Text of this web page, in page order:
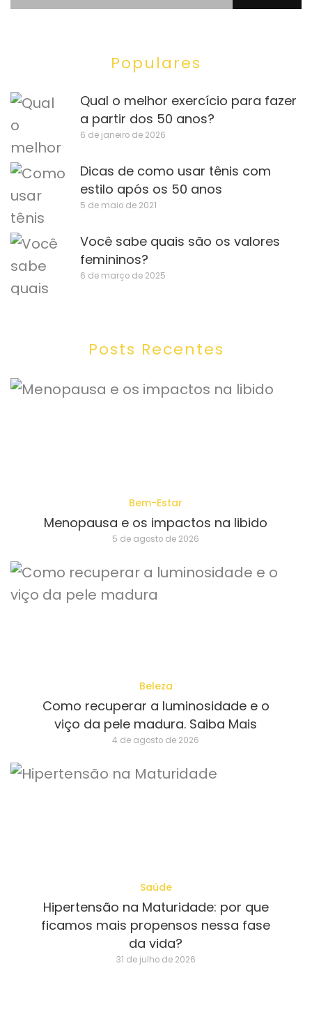
Populares
Qual o melhor exercício para fazer
a partir dos 50 anos?
6 de janeiro de 2026
Dicas de como usar tênis com
estilo após os 50 anos
5 de maio de 2021
Você sabe quais são os valores
femininos?
6 de março de 2025
Posts Recentes
Bem-Estar
Menopausa e os impactos na libido
5 de agosto de 2026
Beleza
Como recuperar a luminosidade e o
viço da pele madura. Saiba Mais
4 de agosto de 2026
Saúde
Hipertensão na Maturidade: por que
ficamos mais propensos nessa fase
da vida?
31 de julho de 2026